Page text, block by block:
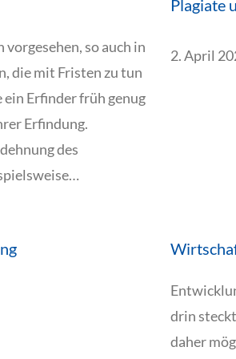
so auch in
die mit Fristen zu tun
Erfinder früh genug
Erfindung.
des
Plagiate
2. April
drin
daher